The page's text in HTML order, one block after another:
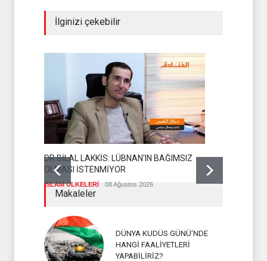
İlginizi çekebilir
DR BİLAL LAKKİS: LÜBNAN'IN BAĞIMSIZ
OLMASI İSTENMİYOR
İSLAM ÜLKELERİ 08 Ağustos 2026
Makaleler
DÜNYA KUDÜS GÜNÜ’NDE
HANGİ FAALİYETLERİ
YAPABİLİRİZ?